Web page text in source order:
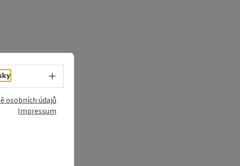
Volba jazyka - Otevřít menu
osobních údajů
Impressum